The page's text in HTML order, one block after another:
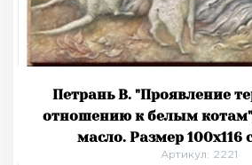
Петрань В. "Проявление
отношению к белым котам",
масло. Размер 100х116
Артикул: 2221